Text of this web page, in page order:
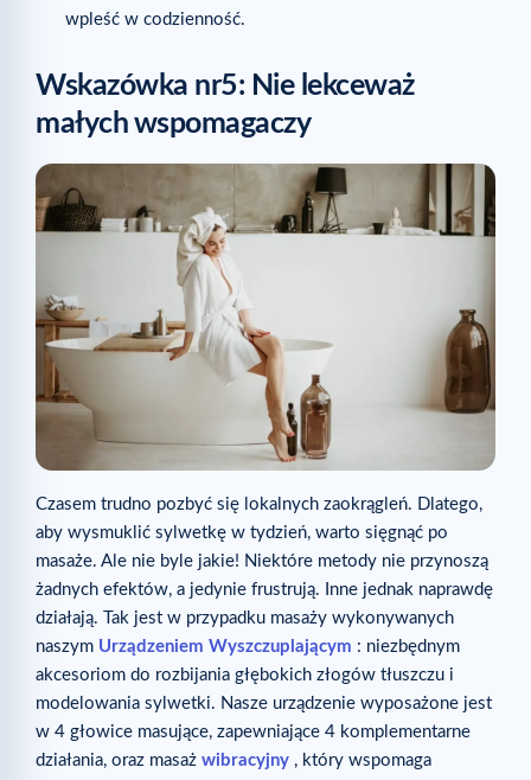
wpleść w codzienność.
Wskazówka nr5: Nie lekceważ
małych wspomagaczy
Czasem trudno pozbyć się lokalnych zaokrągleń. Dlatego,
aby wysmuklić sylwetkę w tydzień, warto sięgnąć po
masaże. Ale nie byle jakie! Niektóre metody nie przynoszą
żadnych efektów, a jedynie frustrują. Inne jednak naprawdę
działają. Tak jest w przypadku masaży wykonywanych
naszym Urządzeniem Wyszczuplającym : niezbędnym
akcesoriom do rozbijania głębokich złogów tłuszczu i
modelowania sylwetki. Nasze urządzenie wyposażone jest
w 4 głowice masujące, zapewniające 4 komplementarne
działania, oraz masaż wibracyjny , który wspomaga